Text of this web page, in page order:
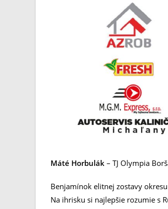
Máté Horbulák – TJ Olympia
Benjamínok elitnej zostavy
Na ihrisku si najlepšie rozumie s